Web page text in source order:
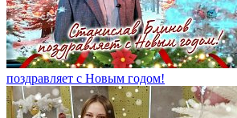
поздравляет с Новым годом!